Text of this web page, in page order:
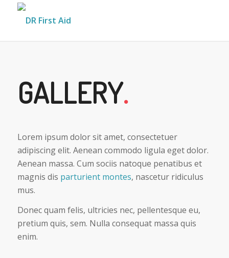
GALLERY.
Lorem ipsum dolor sit amet, consectetuer
adipiscing elit. Aenean commodo ligula eget dolor.
Aenean massa. Cum sociis natoque penatibus et
magnis dis parturient montes, nascetur ridiculus
mus.
Donec quam felis, ultricies nec, pellentesque eu,
pretium quis, sem. Nulla consequat massa quis
enim.